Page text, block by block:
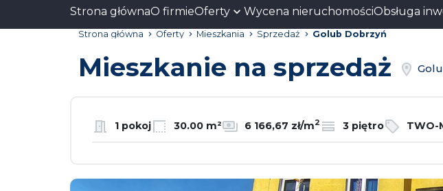
Strona głównaO firmieOferty Wycena nieruchomościObsługa
Strona główna Oferty Mieszkania Sprzedaż Golub Dobrzyń
Mieszkanie na sprzedaż
1 pokoj 30.00 m² 6 166,67 zł/m2 3 piętro TWO-